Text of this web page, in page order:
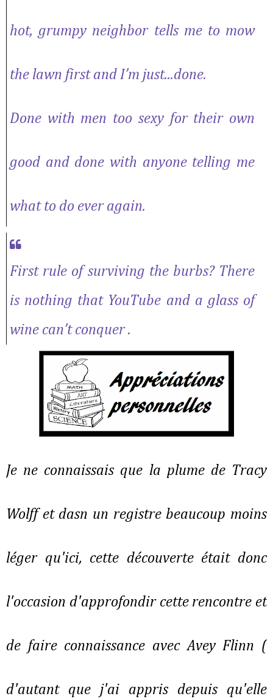
hot, grumpy neighbor tells me to mow
the lawn first and I’m just...done.
Done with men too sexy for their own
good and done with anyone telling me
what to do ever again.
First rule of surviving the burbs? There
is nothing that YouTube and a glass of
wine can’t conquer .
Je ne connaissais que la plume de Tracy
Wolff et dasn un registre beaucoup moins
léger qu'ici, cette découverte était donc
l'occasion d'approfondir cette rencontre et
de faire connaissance avec Avey Flinn (
d'autant que j'ai appris depuis qu'elle